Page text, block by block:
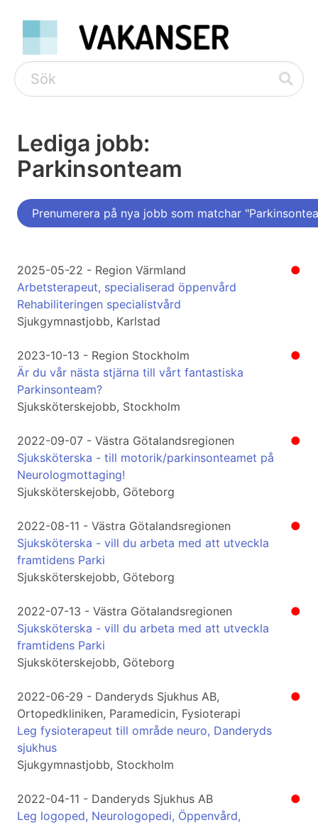
Lediga jobb:
Parkinsonteam
Prenumerera på nya jobb som matchar
●
2025-05-22 - Region Värmland
Arbetsterapeut, specialiserad öppenvård
Rehabiliteringen specialistvård
Sjukgymnastjobb, Karlstad
●
2023-10-13 - Region Stockholm
Är du vår nästa stjärna till vårt fantastiska
Parkinsonteam?
Sjuksköterskejobb, Stockholm
●
2022-09-07 - Västra Götalandsregionen
Sjuksköterska - till motorik/parkinsonteamet på
Neurologmottaging!
Sjuksköterskejobb, Göteborg
●
2022-08-11 - Västra Götalandsregionen
Sjuksköterska - vill du arbeta med att utveckla
framtidens Parki
Sjuksköterskejobb, Göteborg
●
2022-07-13 - Västra Götalandsregionen
Sjuksköterska - vill du arbeta med att utveckla
framtidens Parki
Sjuksköterskejobb, Göteborg
●
2022-06-29 - Danderyds Sjukhus AB,
Ortopedkliniken, Paramedicin, Fysioterapi
Leg fysioterapeut till område neuro, Danderyds
sjukhus
Sjukgymnastjobb, Stockholm
●
2022-04-11 - Danderyds Sjukhus AB
Leg logoped, Neurologopedi, Öppenvård,